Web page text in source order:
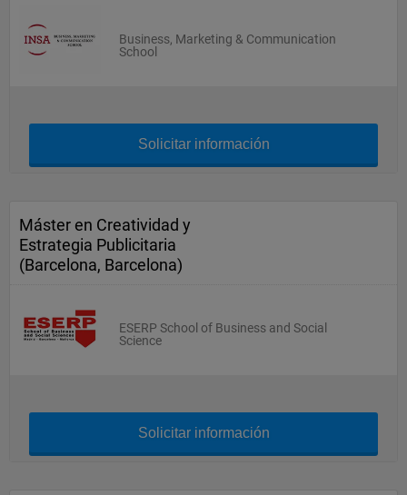
Business, Marketing & Communication
School
Solicitar información
Máster en Creatividad y
Estrategia Publicitaria
(Barcelona, Barcelona)
ESERP School of Business and Social
Science
Solicitar información